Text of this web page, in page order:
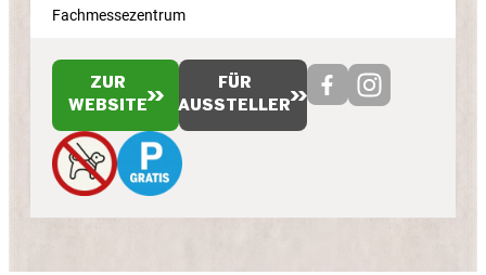
Fachmessezentrum
ZUR
WEBSITE
FÜR
AUSSTELLER